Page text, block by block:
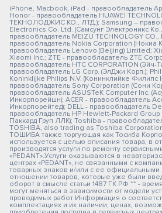
iPhone, Macbook, iPad - правообладатель
Honor - правообладатель HUAWEI
ТЕКНОЛОДЖИС КО., ЛТД.); Samsung –
Electronics Co. Ltd. (Самсунг Электроникс
правообладатель MEIZU TECHNOLOGY CO.,
правообладатель Nokia Corporation (Нокиа
правообладатель Lenovo (Beijing) Limited;
Xiaomi Inc.; ZTE - правообладатель ZTE
правообладатель HTC CORPORATION
правообладатель LG Corp. (ЭлДжи Корп.);
Koninklijke Philips N.V. (Конинклийке Филипс
правообладатель Sony Corporation (Сони
правообладатель ASUSTeK Computer Inc.
Инкорпорейшн); ACER - правообладатель
Инкорпорейтед); DELL - правообладатель
правообладатель HP Hewlett-Packard Group
Паккард Груп ЛЛК); Toshiba -
TOSHIBA, also trading as Toshiba
ТОШИБА также торгующая как Тосиба
используется с целью описания товара, в
производятся услуги по ремонту
«PEDANT».Услуги оказываются в
центрах «PEDANT», не связанными с
товарных знаков и/или с ее официальными
отношении товаров, которые уже были
оборот в смысле статьи 1487 ГК РФ ** -
могут меняться в зависимости от модели
проводимых работ Информация о
комплектациях и их наличии, ценах,